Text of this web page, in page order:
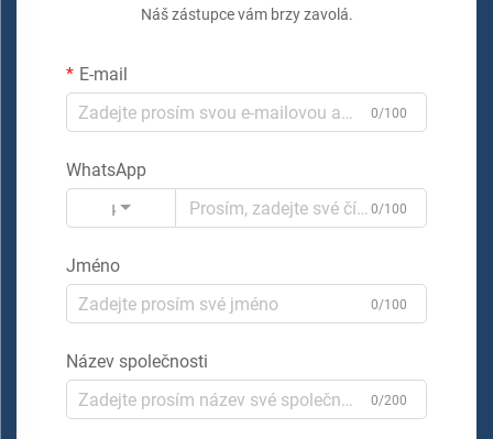
Náš zástupce vám brzy zavolá.
E-mail
0/100
WhatsApp
Kód
0/100
Jméno
0/100
Název společnosti
0/200